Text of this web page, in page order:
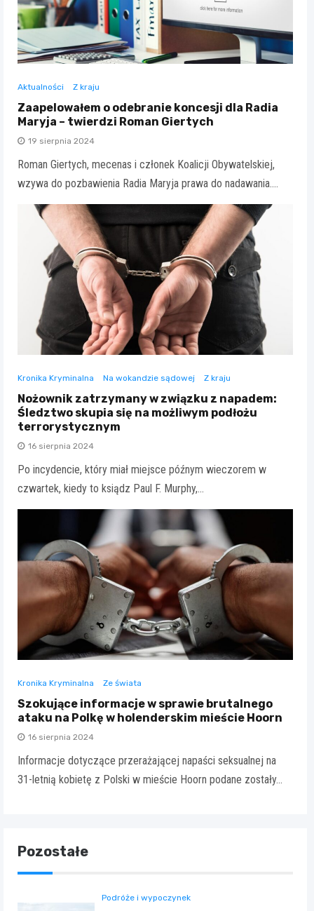
Aktualności Z kraju
Zaapelowałem o odebranie koncesji dla Radia
Maryja – twierdzi Roman Giertych
19 sierpnia 2024
Roman Giertych, mecenas i członek Koalicji Obywatelskiej,
wzywa do pozbawienia Radia Maryja prawa do nadawania.…
Kronika Kryminalna Na wokandzie sądowej Z kraju
Nożownik zatrzymany w związku z napadem:
Śledztwo skupia się na możliwym podłożu
terrorystycznym
16 sierpnia 2024
Po incydencie, który miał miejsce późnym wieczorem w
czwartek, kiedy to ksiądz Paul F. Murphy,…
Kronika Kryminalna Ze świata
Szokujące informacje w sprawie brutalnego
ataku na Polkę w holenderskim mieście Hoorn
16 sierpnia 2024
Informacje dotyczące przerażającej napaści seksualnej na
31-letnią kobietę z Polski w mieście Hoorn podane zostały…
Pozostałe
Podróże i wypoczynek